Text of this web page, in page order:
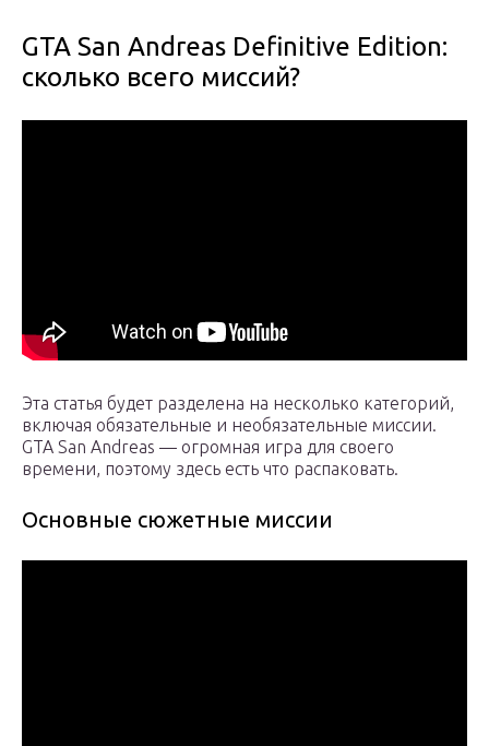
GTA San Andreas Definitive Edition:
сколько всего миссий?
Эта статья будет разделена на несколько категорий,
включая обязательные и необязательные миссии.
GTA San Andreas — огромная игра для своего
времени, поэтому здесь есть что распаковать.
Основные сюжетные миссии